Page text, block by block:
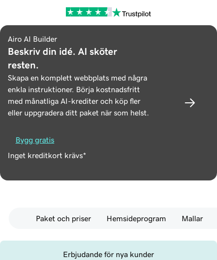
Airo AI Builder
Beskriv din idé. AI sköter
resten.
Skapa en komplett webbplats med några
enkla instruktioner. Börja kostnadsfritt
med månatliga AI-krediter och köp fler
eller uppgradera ditt paket när som helst.
Bygg gratis
Inget kreditkort krävs*
Paket och priser Hemsideprogram Mallar
Erbjudande för nya kunder